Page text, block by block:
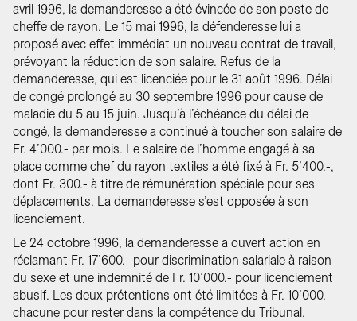
avril 1996, la demanderesse a été évincée de son poste de
cheffe de rayon. Le 15 mai 1996, la défenderesse lui a
proposé avec effet immédiat un nouveau contrat de travail,
prévoyant la réduction de son salaire. Refus de la
demanderesse, qui est licenciée pour le 31 août 1996. Délai
de congé prolongé au 30 septembre 1996 pour cause de
maladie du 5 au 15 juin. Jusqu’à l’échéance du délai de
congé, la demanderesse a continué à toucher son salaire de
Fr. 4’000.- par mois. Le salaire de l’homme engagé à sa
place comme chef du rayon textiles a été fixé à Fr. 5’400.-,
dont Fr. 300.- à titre de rémunération spéciale pour ses
déplacements. La demanderesse s’est opposée à son
licenciement.
Le 24 octobre 1996, la demanderesse a ouvert action en
réclamant Fr. 17’600.- pour discrimination salariale à raison
du sexe et une indemnité de Fr. 10’000.- pour licenciement
abusif. Les deux prétentions ont été limitées à Fr. 10’000.-
chacune pour rester dans la compétence du Tribunal.